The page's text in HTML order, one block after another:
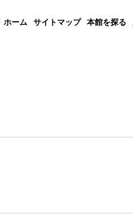
ホーム サイトマップ 本館を探る